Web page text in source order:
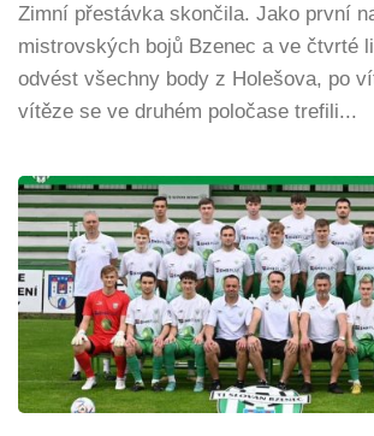
Zimní přestávka skončila. Jako první
mistrovských bojů Bzenec a ve čtvrté
odvést všechny body z Holešova, po
vítěze se ve druhém poločase trefili...